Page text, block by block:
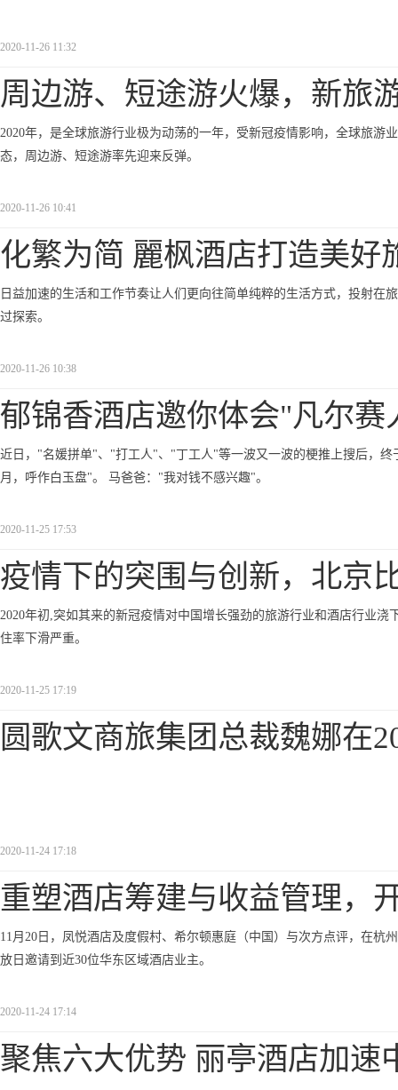
2020-11-26 11:32
周边游、短途游火爆，新旅
2020年，是全球旅游行业极为动荡的一年，受新冠疫情影响，全球旅游
态，周边游、短途游率先迎来反弹。
2020-11-26 10:41
化繁为简 麗枫酒店打造美好
日益加速的生活和工作节奏让人们更向往简单纯粹的生活方式，投射在
过探索。
2020-11-26 10:38
郁锦香酒店邀你体会"凡尔赛
近日，"名媛拼单"、"打工人"、"丁工人"等一波又一波的梗推上搜后，
月，呼作白玉盘"。 马爸爸："我对钱不感兴趣"。
2020-11-25 17:53
疫情下的突围与创新，北京
2020年初,突如其来的新冠疫情对中国增长强劲的旅游行业和酒店行业
住率下滑严重。
2020-11-25 17:19
圆歌文商旅集团总裁魏娜在
2020-11-24 17:18
重塑酒店筹建与收益管理，
11月20日，凤悦酒店及度假村、希尔顿惠庭（中国）与次方点评，在
放日邀请到近30位华东区域酒店业主。
2020-11-24 17:14
聚焦六大优势 丽亭酒店加速